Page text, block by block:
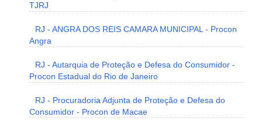
TJRJ
RJ - ANGRA DOS REIS CAMARA MUNICIPAL - Procon
Angra
RJ - Autarquia de Proteção e Defesa do Consumidor -
Procon Estadual do Rio de Janeiro
RJ - Procuradoria Adjunta de Proteção e Defesa do
Consumidor - Procon de Macae